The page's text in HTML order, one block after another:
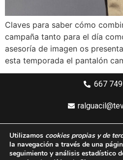
Claves para saber cómo
campaña tanto para el día
asesoría de imagen os
esta temporada el pantalón
667
Aviso
Utilizamos cookies propias y de
la navegación a través de una
seguimiento y análisis estadístico